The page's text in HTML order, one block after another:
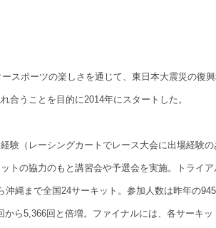
スポーツの楽しさを通じて、東日本大震災の復
合うことを目的に2014年にスタートした。
験（レーシングカートでレース大会に出場経験
トの協力のもと講習会や予選会を実施。トライ
縄まで全国24サーキット。参加人数は昨年の
ら5,366回と倍増。ファイナルには、各サーキ